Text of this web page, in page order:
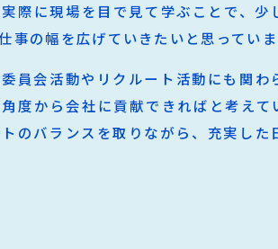
際に現場を目で見て学ぶことで、少
事の幅を広げていきたいと思っていま
員会活動やリクルート活動にも関わ
度から会社に貢献できればと考えて
のバランスを取りながら、充実した